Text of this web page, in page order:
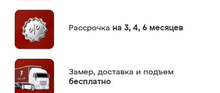
Рассрочка на 3, 4, 6 месяцев
Замер, доставка и подъем
бесплатно